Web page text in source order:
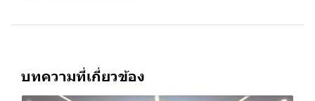
บทความที่เกี่ยวข้อง